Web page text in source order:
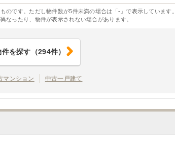
です。ただし物件数が5件未満の場合は「-」で表示しています。
ったり、物件が表示されない場合があります。
を探す （294件）
マンション 中古一戸建て